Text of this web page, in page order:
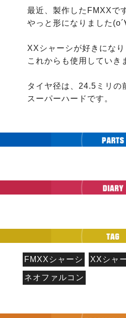
最近、製作したFMXXで
やっと形になりました
XXシャーシが好きにな
これからも使用していき
タイヤ径は、24.5ミリの
スーパーハードです。
FMXXシャーシ XXシャ
ネオファルコン